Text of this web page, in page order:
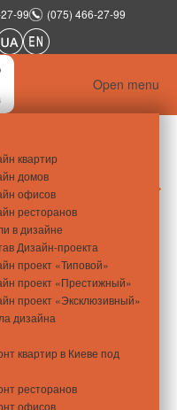
99 (075) 466-27-99
Open menu
квартир
домов
офисов
ресторанов
в дизайне
Дизайн-проекта
проект «Типовой»
проект «Престижный»
проект «Эксклюзивный»
дизайна
квартир в Киеве под
ресторанов
офисов
Школа дизайна
и